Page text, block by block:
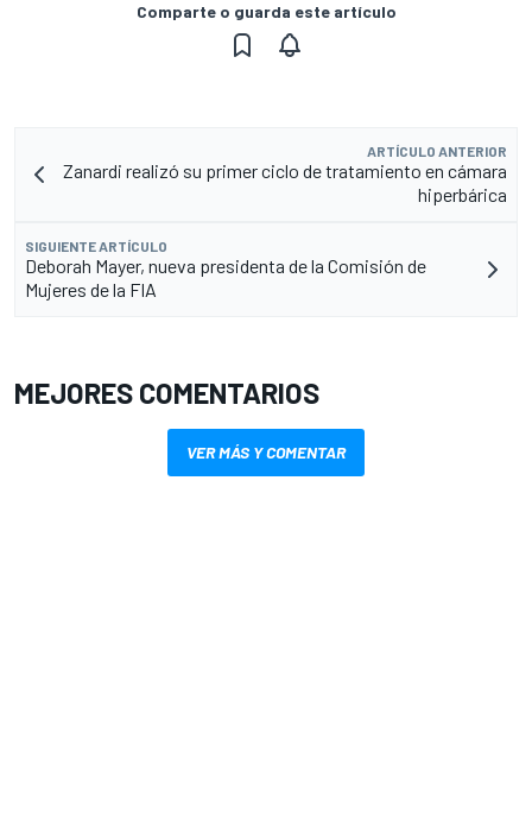
Comparte o guarda este artículo
ARTÍCULO ANTERIOR
Zanardi realizó su primer ciclo de tratamiento en cámara
hiperbárica
SIGUIENTE ARTÍCULO
Deborah Mayer, nueva presidenta de la Comisión de
Mujeres de la FIA
MEJORES COMENTARIOS
VER MÁS Y COMENTAR